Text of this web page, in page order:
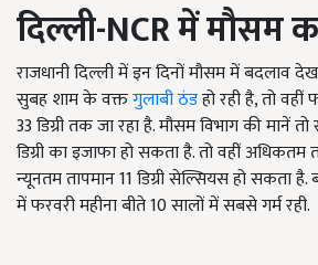
दिल्ली-NCRमें मौसम
राजधानी दिल्ली में इन दिनों मौसम में बदलाव
सुबह शाम के वक्तगुलाबी ठंडहो रही है, तो वहीं
33 डिग्री तक जा रहा है. मौसम विभाग की मानें
डिग्री का इजाफा हो सकता है. तो वहीं अधिकतम
न्यूनतम तापमान 11 डिग्री सेल्सियस हो सकता
में फरवरी महीना बीते 10 सालों में सबसे गर्म रही.